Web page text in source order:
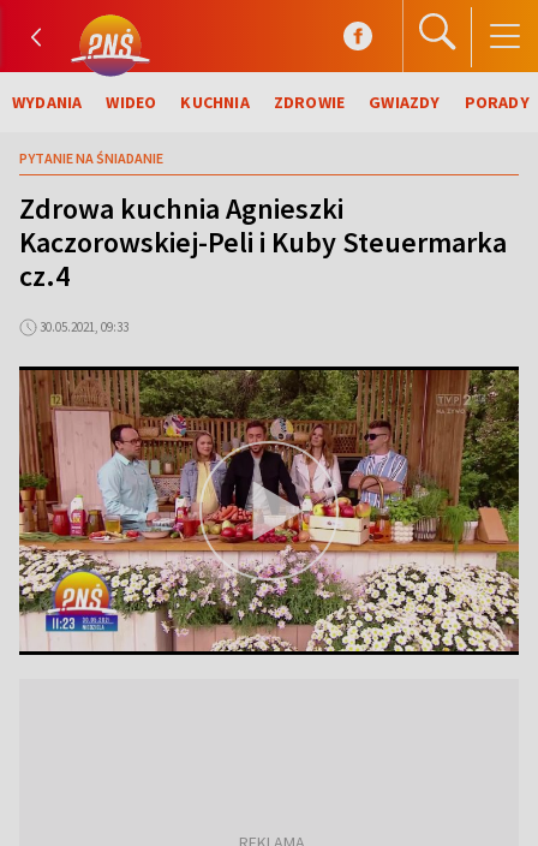
WYDANIA WIDEO KUCHNIA ZDROWIE GWIAZDY PORADY
PYTANIE NA ŚNIADANIE
Zdrowa kuchnia Agnieszki
Kaczorowskiej-Peli i Kuby Steuermarka
cz.4
30.05.2021, 09:33